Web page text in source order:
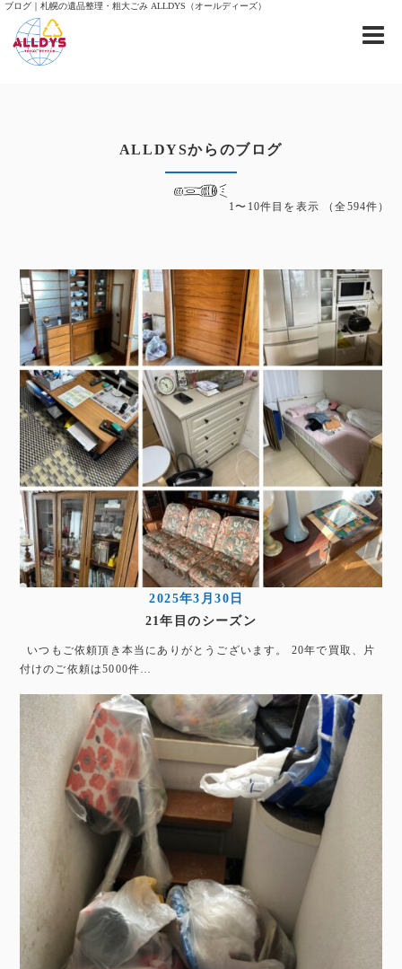
ブログ｜札幌の遺品整理・粗大ごみ ALLDYS（オールディーズ）
ALLDYSからのブログ
1〜10件目を表示 （全594件）
2025年3月30日
21年目のシーズン
いつもご依頼頂き本当にありがとうございます。 20年で買取、片
付けのご依頼は5000件…